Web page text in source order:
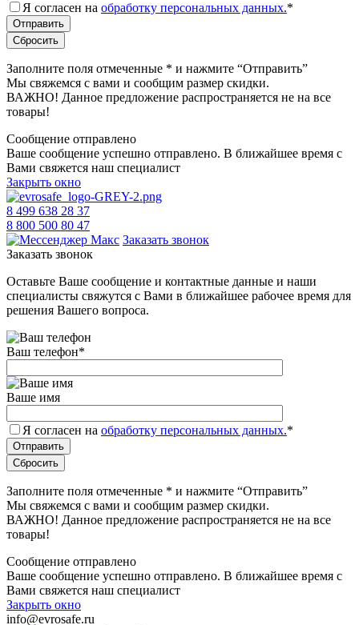
Я согласен на обработку персональных данных.*
Заполните поля отмеченные * и нажмите “Отправить”
Мы свяжемся с вами и сообщим размер скидки.
ВАЖНО! Данное предложение распространяется не на все
товары!
Сообщение отправлено
Ваше сообщение успешно отправлено. В ближайшее время с
Вами свяжется наш специалист
Закрыть окно
8 499 638 28 37
8 800 500 80 47
Заказать звонок
Заказать звонок
Оставьте Ваше сообщение и контактные данные и наши
специалисты свяжутся с Вами в ближайшее рабочее время для
решения Вашего вопроса.
Ваш телефон*
Ваше имя
Я согласен на обработку персональных данных.*
Заполните поля отмеченные * и нажмите “Отправить”
Мы свяжемся с вами и сообщим размер скидки.
ВАЖНО! Данное предложение распространяется не на все
товары!
Сообщение отправлено
Ваше сообщение успешно отправлено. В ближайшее время с
Вами свяжется наш специалист
Закрыть окно
info@evrosafe.ru